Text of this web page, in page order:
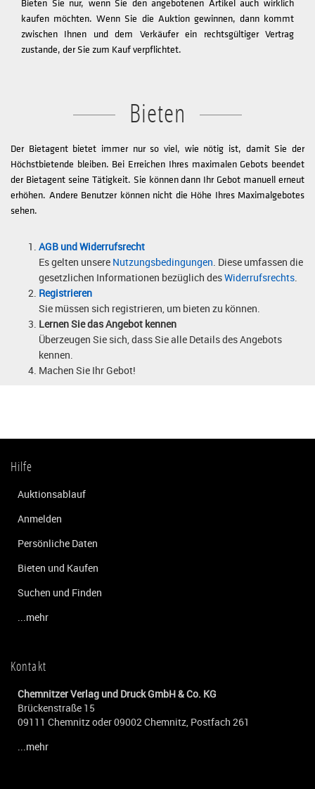
kaufen möchten. Wenn Sie die Auktion gewinnen, dann kommt
zwischen Ihnen und dem Verkäufer ein rechtsgültiger Vertrag
zustande, der Sie zum Kauf verpflichtet.
Bieten
Der Bietagent bietet immer nur so viel, wie nötig ist, damit Sie der
Höchstbietende bleiben. Bei Erreichen Ihres maximalen Gebots beendet
der Bietagent seine Tätigkeit. Sie können dann Ihr Gebot manuell erneut
erhöhen. Andere Benutzer können nicht die Höhe Ihres Maximalgebotes
sehen.
AGB und Widerrufsrecht
Es gelten unsere Nutzungsbedingungen. Diese umfassen die
gesetzlichen Informationen bezüglich desWiderrufsrechts.
Registrieren
Sie müssen sich registrieren, um bieten zu können.
Lernen Sie das Angebot kennen
Überzeugen Sie sich, dass Sie alle Details des Angebots
kennen.
Machen Sie Ihr Gebot!
Hilfe
Auktionsablauf
Anmelden
Persönliche Daten
Bieten und Kaufen
Suchen und Finden
...mehr
Kontakt
Chemnitzer Verlag und Druck GmbH & Co. KG
Brückenstraße 15
09111 Chemnitz oder 09002 Chemnitz, Postfach 261
...mehr